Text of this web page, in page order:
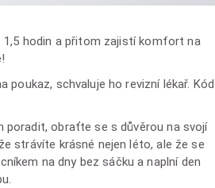
1,5 hodin a přitom zajistí komfort na
poukaz, schvaluje ho revizní lékař. Kód
poradit, obraťte se s důvěrou na svojí
strávíte krásné nejen léto, ale že se
na dny bez sáčku a naplní den